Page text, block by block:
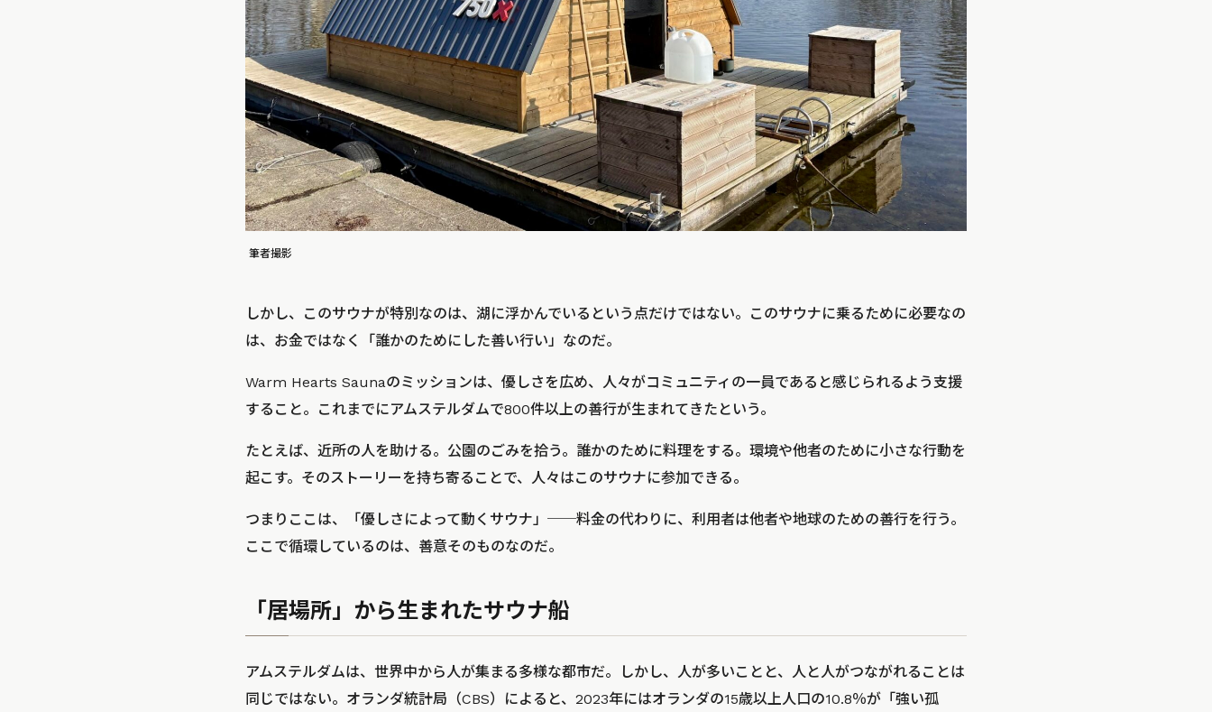
筆者撮影
しかし、このサウナが特別なのは、湖に浮かんでいるという点だけではない。このサウナに乗るために必要なの
は、お金ではなく「誰かのためにした善い行い」なのだ。
Warm Hearts Saunaのミッションは、優しさを広め、人々がコミュニティの一員であると感じられるよう支援
すること。これまでにアムステルダムで800件以上の善行が生まれてきたという。
たとえば、近所の人を助ける。公園のごみを拾う。誰かのために料理をする。環境や他者のために小さな行動を
起こす。そのストーリーを持ち寄ることで、人々はこのサウナに参加できる。
つまりここは、「優しさによって動くサウナ」──料金の代わりに、利用者は他者や地球のための善行を行う。
ここで循環しているのは、善意そのものなのだ。
「居場所」から生まれたサウナ船
アムステルダムは、世界中から人が集まる多様な都市だ。しかし、人が多いことと、人と人がつながれることは
同じではない。オランダ統計局（CBS）によると、2023年にはオランダの15歳以上人口の10.8％が「強い孤